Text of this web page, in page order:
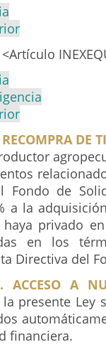
<Artículo
DE
Fondo de
a la
privado
en los
Directiva del
ACCESO A
presente Ley
financiera.